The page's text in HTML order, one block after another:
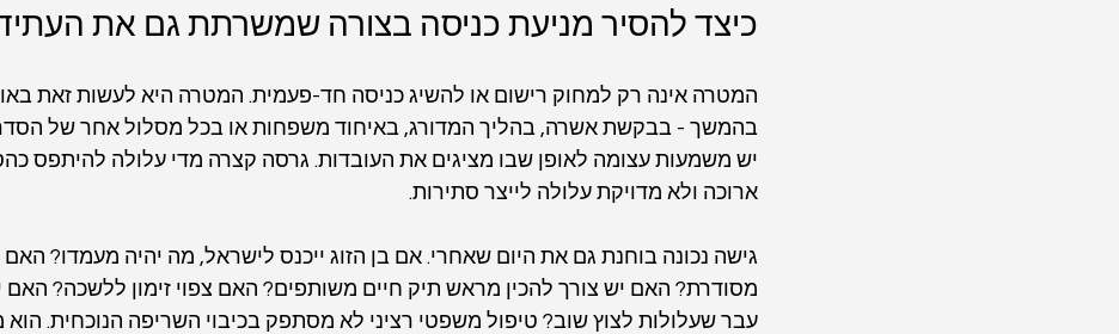
כיצד להסיר מניעת כניסה בצורה שמשרתת גם את
המטרה אינה רק למחוק רישום או להשיג כניסה חד-פעמית. המטרה היא לעשות זאת
בהמשך - בבקשת אשרה, בהליך המדורג, באיחוד משפחות או בכל מסלול אחר של
יש משמעות עצומה לאופן שבו מציגים את העובדות. גרסה קצרה מדי עלולה להיתפס
ארוכה ולא מדויקת עלולה לייצר סתירות.
גישה נכונה בוחנת גם את היום שאחרי. אם בן הזוג ייכנס לישראל, מה יהיה מעמדו?
מסודרת? האם יש צורך להכין מראש תיק חיים משותפים? האם צפוי זימון ללשכה?
עבר שעלולות לצוץ שוב? טיפול משפטי רציני לא מסתפק בכיבוי השריפה הנוכחית. הוא